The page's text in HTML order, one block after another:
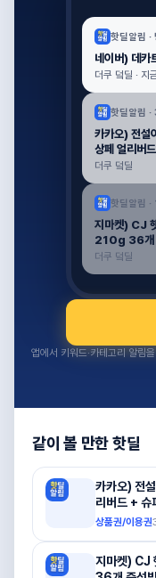
핫딜알림 ·
네이버) 데
더쿠 덬딜 · 지
핫딜알림 ·
카카오) 전설
상페 얼리버
500년 +
더쿠 덬딜
핫딜알림 ·
지마켓) CJ
210g 36개
더쿠 덬딜
앱에서 키워드·카테고리 알림
같이 볼 만한 핫딜
카카오) 전
리버드 +
(12,000원
상품권/이용권
지마켓) CJ